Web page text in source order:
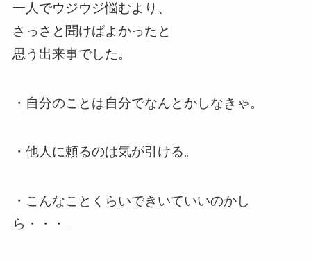
一人でウジウジ悩むより、
さっさと聞けばよかったと
思う出来事でした。
・自分のことは自分でなんとかしなきゃ。
・他人に頼るのは気が引ける。
・こんなことくらいできいていいのかし
ら・・・。